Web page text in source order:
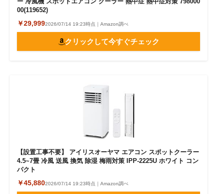
00(119652)
￥29,9992026/07/14 19:23時点｜Amazon調べ
クリックして今すぐチェック
【設置工事不要】 アイリスオーヤマ エアコン スポットクーラー
4.5~7畳 冷風 送風 換気 除湿 梅雨対策 IPP-2225U ホワイト コン
パクト
￥45,8802026/07/14 19:23時点｜Amazon調べ